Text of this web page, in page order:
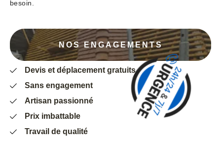
besoin.
NOS ENGAGEMENTS
Devis et déplacement gratuits
Sans engagement
Artisan passionné
Prix imbattable
Travail de qualité